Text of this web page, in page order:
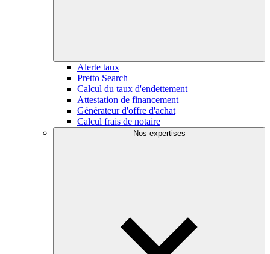
Alerte taux
Pretto Search
Calcul du taux d'endettement
Attestation de financement
Générateur d'offre d'achat
Calcul frais de notaire
Nos expertises